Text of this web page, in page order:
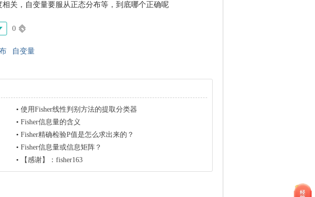
关，自变量要服从正态分布等，到底哪个正确呢
0
自变量
• 使用Fisher线性判别方法的提取分类器
• Fisher信息量的含义
• Fisher精确检验P值是怎么求出来的？
• Fisher信息量或信息矩阵？
• 【感谢】：fisher163